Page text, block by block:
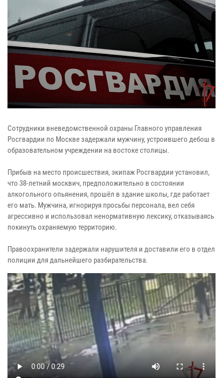
Сотрудники вневедомственной охраны Главного управления
Росгвардии по Москве задержали мужчину, устроившего дебош в
образовательном учреждении на востоке столицы.
Прибыв на место происшествия, экипаж Росгвардии установил,
что 38-летний москвич, предположительно в состоянии
алкогольного опьянения, прошёл в здание школы, где работает
его мать. Мужчина, игнорируя просьбы персонала, вел себя
агрессивно и использовал ненормативную лексику, отказываясь
покинуть охраняемую территорию.
Правоохранители задержали нарушителя и доставили его в отдел
полиции для дальнейшего разбирательства.